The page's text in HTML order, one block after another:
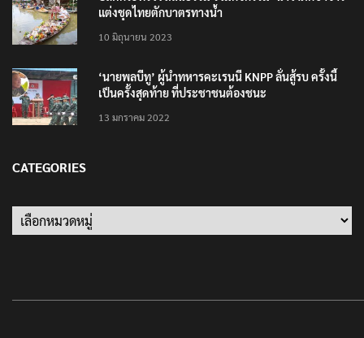
แต่งชุดไทยตักบาตรทางน้ำ
10 มิถุนายน 2023
‘นายพลบีทู’ ผู้นำทหารคะเรนนี KNPP ลั่นสู้รบ ครั้งนี้
เป็นครั้งสุดท้าย ที่ประชาชนต้องชนะ
13 มกราคม 2022
CATEGORIES
Categories